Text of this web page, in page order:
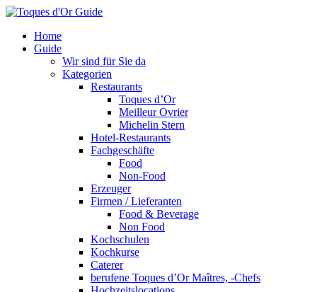
Home
Guide
Wir sind für Sie da
Kategorien
Restaurants
Toques d’Or
Meilleur Ovrier
Michelin Stern
Hotel-Restaurants
Fachgeschäfte
Food
Non-Food
Erzeuger
Firmen / Lieferanten
Food & Beverage
Non Food
Kochschulen
Kochkurse
Caterer
berufene Toques d’Or Maîtres, -Chefs